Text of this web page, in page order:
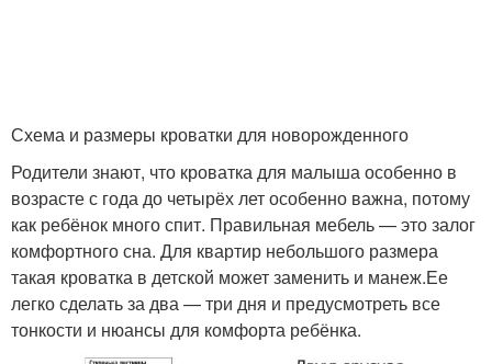
Схема и размеры кроватки для новорожденного
Родители знают, что кроватка для малыша особенно в
возрасте с года до четырёх лет особенно важна, потому
как ребёнок много спит. Правильная мебель — это залог
комфортного сна. Для квартир небольшого размера
такая кроватка в детской может заменить и манеж.Ее
легко сделать за два — три дня и предусмотреть все
тонкости и нюансы для комфорта ребёнка.